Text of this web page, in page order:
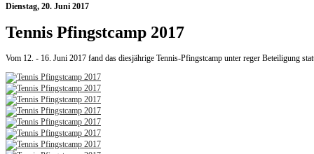
Dienstag, 20. Juni 2017
Tennis Pfingstcamp 2017
Vom 12. - 16. Juni 2017 fand das diesjährige Tennis-Pfingstcamp unter reger Beteiligung